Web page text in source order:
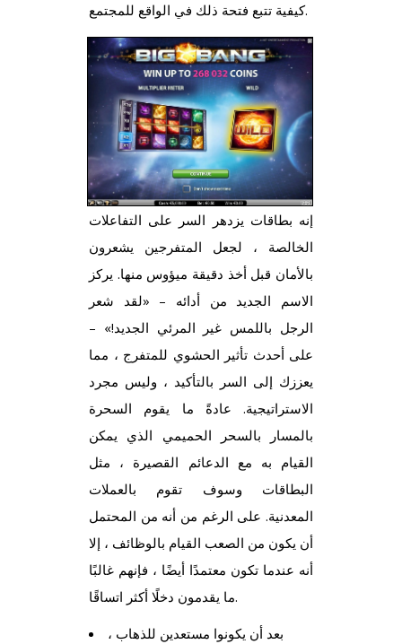
كيفية تتبع فتحة ذلك في الواقع للمجتمع.
إنه بطاقات يزدهر السر على التفاعلات
الخالصة ، لجعل المتفرجين يشعرون
بالأمان قبل أخذ دقيقة ميؤوس منها. يركز
الاسم الجديد من أدائه – «لقد شعر
الرجل باللمس غير المرئي الجديد!» –
على أحدث تأثير الحشوي للمتفرج ، مما
يعززك إلى السر بالتأكيد ، وليس مجرد
الاستراتيجية. عادةً ما يقوم السحرة
بالمسار بالسحر الحميمي الذي يمكن
القيام به مع الدعائم القصيرة ، مثل
البطاقات وسوف تقوم بالعملات
المعدنية. على الرغم من أنه من المحتمل
أن يكون من الصعب القيام بالوظائف ، إلا
أنه عندما تكون معتمدًا أيضًا ، فإنهم غالبًا
ما يقدمون دخلًا أكثر اتساقًا.
بعد أن يكونوا مستعدين للذهاب ،